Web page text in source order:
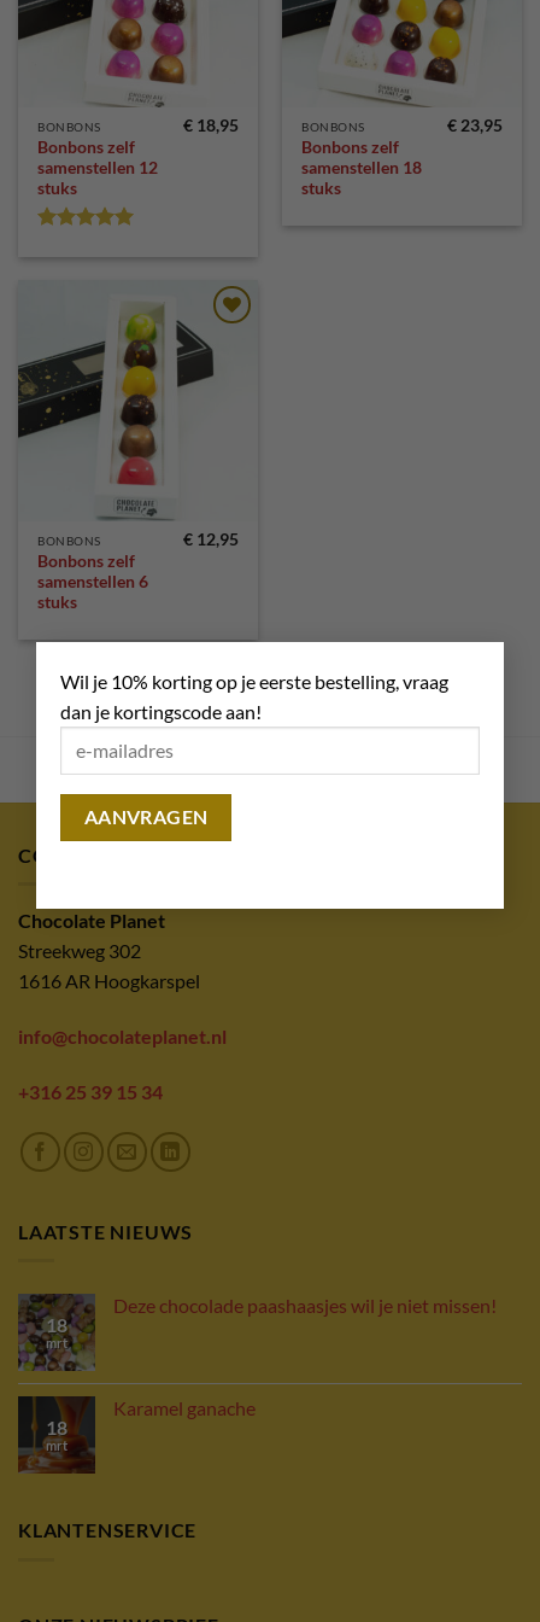
Wil je 10% korting op je eerste bestelling, vraag
dan je kortingscode aan!
BONBONS
Bonbons zelf
samenstellen 12
stuks
€18,95 BONBONS
Bonbons zelf
samenstellen 18
stuks
€23,95
Toevoegen
aan
verlanglijst
BONBONS
Bonbons zelf
samenstellen 6
stuks
€12,95
CONTACT
Chocolate Planet
Streekweg 302
1616 AR Hoogkarspel
info@chocolateplanet.nl
+316 25 39 15 34
LAATSTE NIEUWS
18
mrt
Deze chocolade paashaasjes wil je niet missen!
18
mrt
Karamel ganache
KLANTENSERVICE